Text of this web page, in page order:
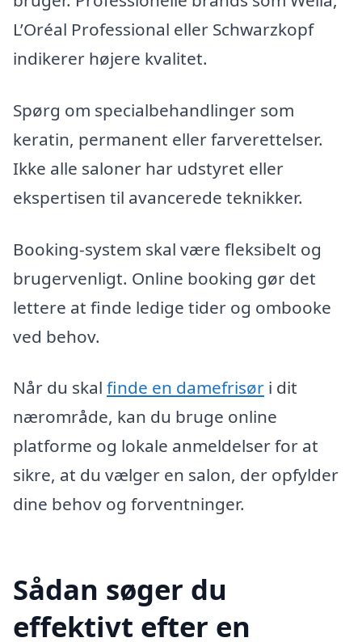
L’Oréal Professional eller Schwarzkopf
indikerer højere kvalitet.
Spørg om specialbehandlinger som
keratin, permanent eller farverettelser.
Ikke alle saloner har udstyret eller
ekspertisen til avancerede teknikker.
Booking-system skal være fleksibelt og
brugervenligt. Online booking gør det
lettere at finde ledige tider og ombooke
ved behov.
Når du skal finde en damefrisør i dit
nærområde, kan du bruge online
platforme og lokale anmeldelser for at
sikre, at du vælger en salon, der opfylder
dine behov og forventninger.
Sådan søger du
effektivt efter en